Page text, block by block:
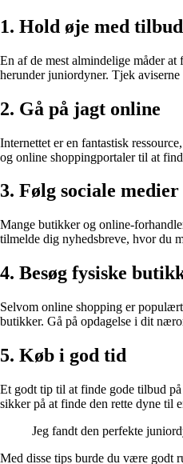
1. Hold øje med
En af de mest almindelige måder
herunder juniordyner. Tjek
2. Gå på jagt online
Internettet er en fantastisk
og online shoppingportaler til at
3. Følg sociale
Mange butikker og online-
tilmelde dig nyhedsbreve, hvor du
4. Besøg fysiske
Selvom online shopping er
butikker. Gå på opdagelse i dit
5. Køb i god tid
Et godt tip til at finde gode tilbud
sikker på at finde den rette dyne til
Jeg fandt den perfekte
Med disse tips burde du være godt